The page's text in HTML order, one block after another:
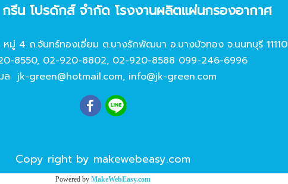
กรีน โปรดักส์ จํากัด โรงงานผลิตแผ่นกรองอากาศ
มู่ 4 ถ.จันทร์ทองเอี่ยม ต.บางรักพัฒนา อ.บางบัวทอง จ.นนทบุรี 11110
8550, 02-920-8802, 02-920-8588 099-246-6996
ล jk-green@hotmail.com, info@jk-green.com
Copy right by makewebeasy.com
Powered by MakeWebEasy.com